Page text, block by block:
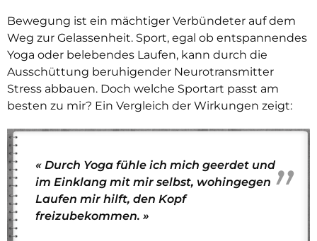
Bewegung ist ein mächtiger Verbündeter auf dem
Weg zur Gelassenheit. Sport, egal ob entspannendes
Yoga oder belebendes Laufen, kann durch die
Ausschüttung beruhigender Neurotransmitter
Stress abbauen. Doch welche Sportart passt am
besten zu mir? Ein Vergleich der Wirkungen zeigt:
« Durch Yoga fühle ich mich geerdet und
im Einklang mit mir selbst, wohingegen
Laufen mir hilft, den Kopf
freizubekommen. »